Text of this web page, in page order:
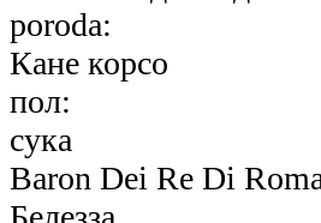
poroda:
Кане корсо
пол:
сука
Baron Dei Re Di